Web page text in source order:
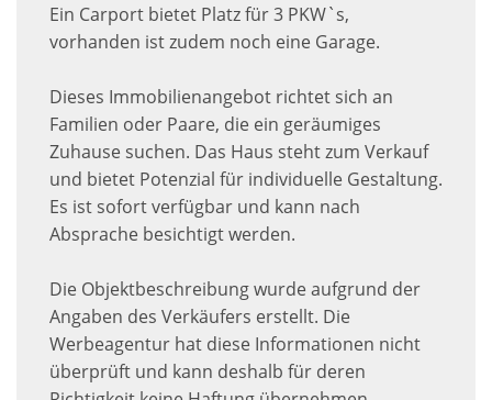
Ein Carport bietet Platz für 3 PKW`s,
vorhanden ist zudem noch eine Garage.
Dieses Immobilienangebot richtet sich an
Familien oder Paare, die ein geräumiges
Zuhause suchen. Das Haus steht zum Verkauf
und bietet Potenzial für individuelle Gestaltung.
Es ist sofort verfügbar und kann nach
Absprache besichtigt werden.
Die Objektbeschreibung wurde aufgrund der
Angaben des Verkäufers erstellt. Die
Werbeagentur hat diese Informationen nicht
überprüft und kann deshalb für deren